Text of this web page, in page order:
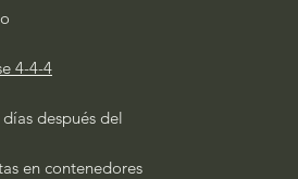
4-4-4
después del
en contenedores